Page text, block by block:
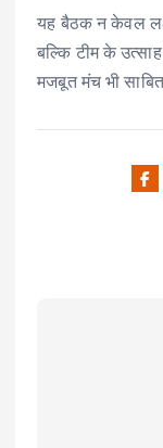
यह बैठक न केवल
बल्कि टीम के
मजबूत मंच भी